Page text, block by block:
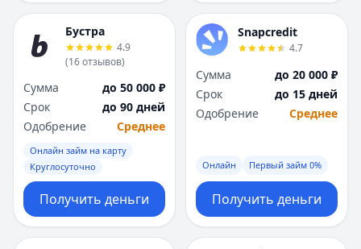
Бустра
4.9
(16отзывов)
Сумма
до 50 000 ₽
Срок
до 90 дней
Одобрение
Среднее
Онлайн займ на карту
Круглосуточно
Получить деньги
Snapcredit
4.7
Сумма
до 20 000 ₽
Срок
до 15 дней
Одобрение
Среднее
Онлайн Первый займ 0%
Получить деньги